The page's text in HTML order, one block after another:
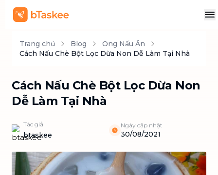
Trang chủ Blog
Ong Nấu Ăn
Cách Nấu Chè Bột Lọc Dừa Non Dễ Làm Tại Nhà
Cách Nấu Chè Bột Lọc Dừa Non
Dễ Làm Tại Nhà
Tác giả
btaskee
Ngày cập nhật
30/08/2021